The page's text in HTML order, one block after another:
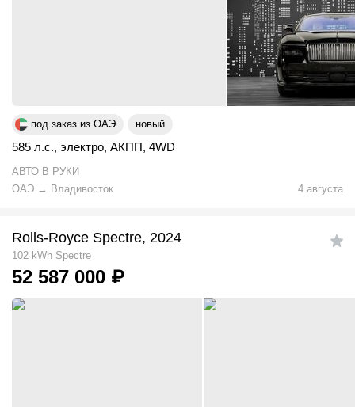
под заказ из ОАЭ новый
585 л.с., электро, АКПП, 4WD
АВТО В РУКИ
ОАЭ → Владивосток 4 августа
Rolls-Royce Spectre, 2024
102 kWh Spectre
52 587 000 ₽